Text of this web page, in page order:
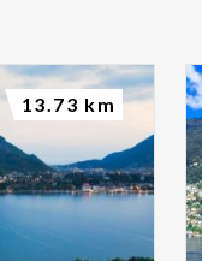
13.73 km